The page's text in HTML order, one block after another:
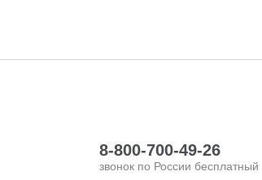
8-800-700-49-26
звонок по России бесплатный